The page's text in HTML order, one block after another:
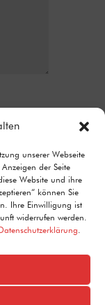
unserer Webseite
der Seite
Website und ihre
können Sie
Ihre Einwilligung ist
widerrufen werden.
.
aus
unserer